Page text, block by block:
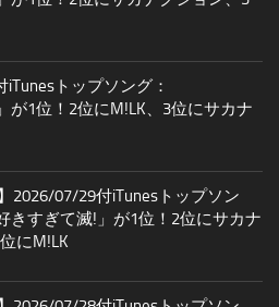
トップソング：
が1位！2位にM!LK、3位にサカナ
】2026/07/29付iTunesトップソン
きすぎて滅!」が1位！2位にサカナ
にM!LK